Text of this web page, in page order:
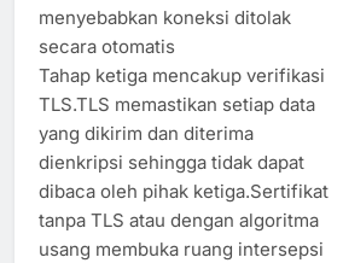
menyebabkan koneksi ditolak
secara otomatis
Tahap ketiga mencakup verifikasi
TLS.TLS memastikan setiap data
yang dikirim dan diterima
dienkripsi sehingga tidak dapat
dibaca oleh pihak ketiga.Sertifikat
tanpa TLS atau dengan algoritma
usang membuka ruang intersepsi